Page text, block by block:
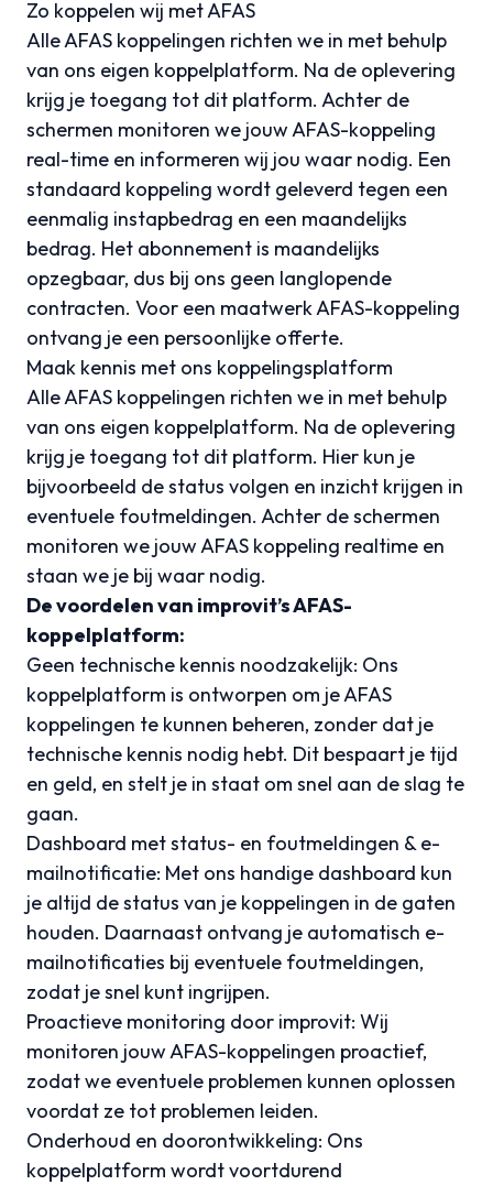
Zo koppelen wij met AFAS
Alle AFAS koppelingen richten we in met behulp
van ons eigen koppelplatform. Na de oplevering
krijg je toegang tot dit platform. Achter de
schermen monitoren we jouw AFAS-koppeling
real-time en informeren wij jou waar nodig. Een
standaard koppeling wordt geleverd tegen een
eenmalig instapbedrag en een maandelijks
bedrag. Het abonnement is maandelijks
opzegbaar, dus bij ons geen langlopende
contracten. Voor een maatwerk AFAS-koppeling
ontvang je een persoonlijke offerte.
Maak kennis met ons koppelingsplatform
Alle AFAS koppelingen richten we in met behulp
van ons eigen koppelplatform. Na de oplevering
krijg je toegang tot dit platform. Hier kun je
bijvoorbeeld de status volgen en inzicht krijgen in
eventuele foutmeldingen. Achter de schermen
monitoren we jouw AFAS koppeling realtime en
staan we je bij waar nodig.
De voordelen van improvit’s AFAS-
koppelplatform:
Geen technische kennis noodzakelijk: Ons
koppelplatform is ontworpen om je AFAS
koppelingen te kunnen beheren, zonder dat je
technische kennis nodig hebt. Dit bespaart je tijd
en geld, en stelt je in staat om snel aan de slag te
gaan.
Dashboard met status- en foutmeldingen & e-
mailnotificatie: Met ons handige dashboard kun
je altijd de status van je koppelingen in de gaten
houden. Daarnaast ontvang je automatisch e-
mailnotificaties bij eventuele foutmeldingen,
zodat je snel kunt ingrijpen.
Proactieve monitoring door improvit: Wij
monitoren jouw AFAS-koppelingen proactief,
zodat we eventuele problemen kunnen oplossen
voordat ze tot problemen leiden.
Onderhoud en doorontwikkeling: Ons
koppelplatform wordt voortdurend